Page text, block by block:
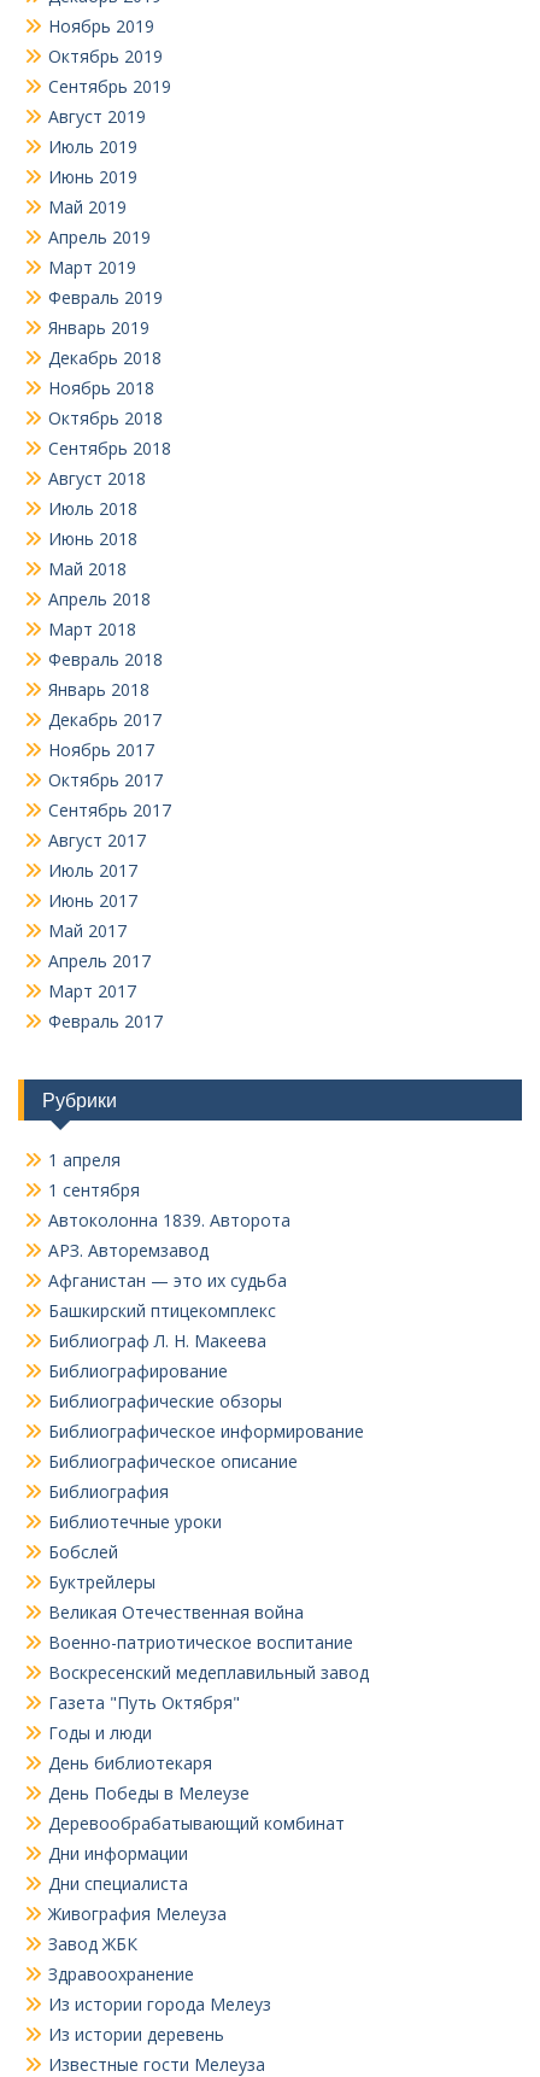
Ноябрь 2019
Октябрь 2019
Сентябрь 2019
Август 2019
Июль 2019
Июнь 2019
Май 2019
Апрель 2019
Март 2019
Февраль 2019
Январь 2019
Декабрь 2018
Ноябрь 2018
Октябрь 2018
Сентябрь 2018
Август 2018
Июль 2018
Июнь 2018
Май 2018
Апрель 2018
Март 2018
Февраль 2018
Январь 2018
Декабрь 2017
Ноябрь 2017
Октябрь 2017
Сентябрь 2017
Август 2017
Июль 2017
Июнь 2017
Май 2017
Апрель 2017
Март 2017
Февраль 2017
Рубрики
1 апреля
1 сентября
Автоколонна 1839. Авторота
АРЗ. Авторемзавод
Афганистан — это их судьба
Башкирский птицекомплекс
Библиограф Л. Н. Макеева
Библиографирование
Библиографические обзоры
Библиографическое информирование
Библиографическое описание
Библиография
Библиотечные уроки
Бобслей
Буктрейлеры
Великая Отечественная война
Военно-патриотическое воспитание
Воскресенский медеплавильный завод
Газета "Путь Октября"
Годы и люди
День библиотекаря
День Победы в Мелеузе
Деревообрабатывающий комбинат
Дни информации
Дни специалиста
Живография Мелеуза
Завод ЖБК
Здравоохранение
Из истории города Мелеуз
Из истории деревень
Известные гости Мелеуза